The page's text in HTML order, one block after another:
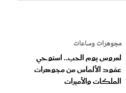
مجوهرات وساعات
لعروس يوم الحب.. استوحي
عقود الألماس من مجوهرات
الملكات والأميرات